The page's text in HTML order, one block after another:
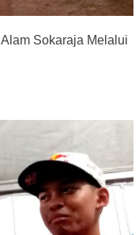
Sokaraja Melalui